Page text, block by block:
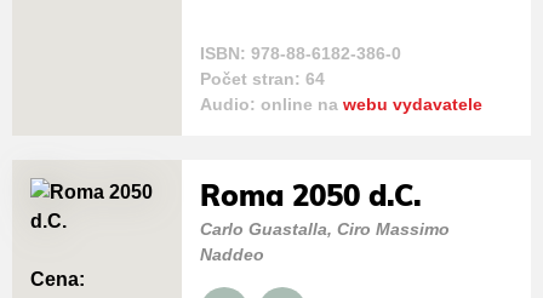
ISBN: 978-88-6182-386-0
Počet stran: 64
Audio: online na webu vydavatele
Roma 2050 d.C.
Carlo Guastalla, Ciro Massimo
Naddeo
Cena: